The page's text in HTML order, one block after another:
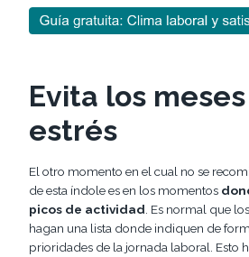
Evita los
estrés
El otro momento en el cual no se
de esta índole es en los momentos
picos de actividad . Es normal que
hagan una lista donde indiquen de
prioridades de la jornada laboral. Esto